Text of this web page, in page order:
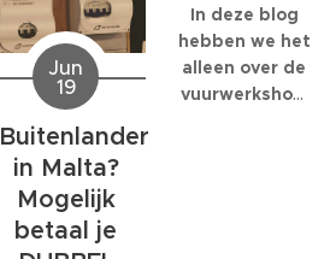
Bay
wil gaan,
kan beter een
ander strand
kiezen. De
Environmental
Health
Directorate
heeft
zaterdagavond
In deze blog
hebben we het
alleen over de
vuurwerkshow
Jun
19
Buitenlander
in Malta?
Mogelijk
betaal je